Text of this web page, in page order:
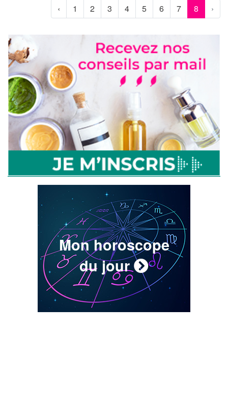
‹ 1 2 3 4 5 6 7 8 ›
Mon horoscope
du jour